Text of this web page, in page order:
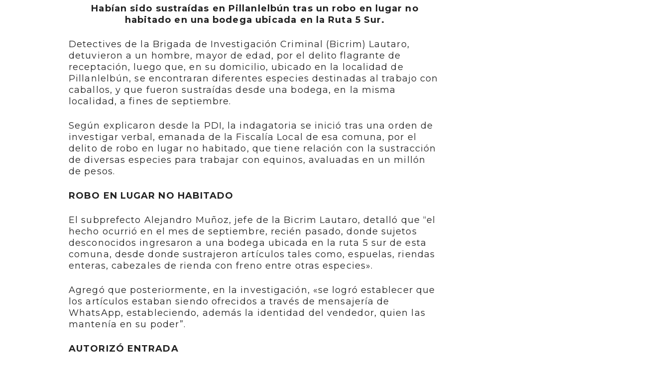
Habían sido sustraídas en Pillanlelbún tras un robo en lugar no
habitado en una bodega ubicada en la Ruta 5 Sur.
Detectives de la Brigada de Investigación Criminal (Bicrim) Lautaro,
detuvieron a un hombre, mayor de edad, por el delito flagrante de
receptación, luego que, en su domicilio, ubicado en la localidad de
Pillanlelbún, se encontraran diferentes especies destinadas al trabajo con
caballos, y que fueron sustraídas desde una bodega, en la misma
localidad, a fines de septiembre.
Según explicaron desde la PDI, la indagatoria se inició tras una orden de
investigar verbal, emanada de la Fiscalía Local de esa comuna, por el
delito de robo en lugar no habitado, que tiene relación con la sustracción
de diversas especies para trabajar con equinos, avaluadas en un millón
de pesos.
ROBO EN LUGAR NO HABITADO
El subprefecto Alejandro Muñoz, jefe de la Bicrim Lautaro, detalló que “el
hecho ocurrió en el mes de septiembre, recién pasado, donde sujetos
desconocidos ingresaron a una bodega ubicada en la ruta 5 sur de esta
comuna, desde donde sustrajeron artículos tales como, espuelas, riendas
enteras, cabezales de rienda con freno entre otras especies».
Agregó que posteriormente, en la investigación, «se logró establecer que
los artículos estaban siendo ofrecidos a través de mensajería de
WhatsApp, estableciendo, además la identidad del vendedor, quien las
mantenía en su poder”.
AUTORIZÓ ENTRADA